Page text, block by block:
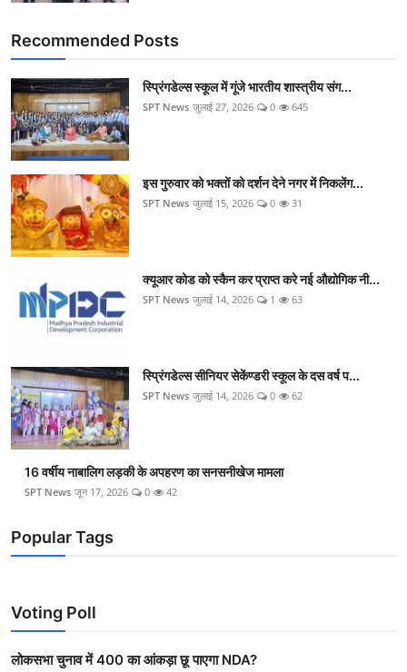
Recommended Posts
स्प्रिंगडेल्स स्कूल में गूंजे भारतीय शास्त्रीय संग...
SPT News जुलाई 27, 2026 0 645
इस गुरुवार को भक्तों को दर्शन देने नगर में निकलेंग...
SPT News जुलाई 15, 2026 0 31
क्यूआर कोड को स्कैन कर प्राप्त करे नई औद्योगिक नी...
SPT News जुलाई 14, 2026 1 63
स्प्रिंगडेल्स सीनियर सेकेंण्डरी स्कूल के दस वर्ष प...
SPT News जुलाई 14, 2026 0 62
16 वर्षीय नाबालिग लड़की के अपहरण का सनसनीखेज मामला
SPT News जून 17, 2026 0 42
Popular Tags
Voting Poll
लोकसभा चुनाव में 400 का आंकड़ा छू पाएगा NDA?